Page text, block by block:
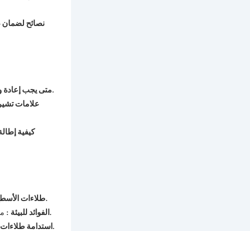
نصائح لضمان
متى يجب
علامات
كيفية
طلاءات
الفوائد للبيئة
استدامة